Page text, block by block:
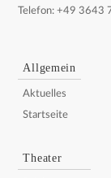
Telefon: +49 3643
Allgemein
Aktuelles
Startseite
Theater